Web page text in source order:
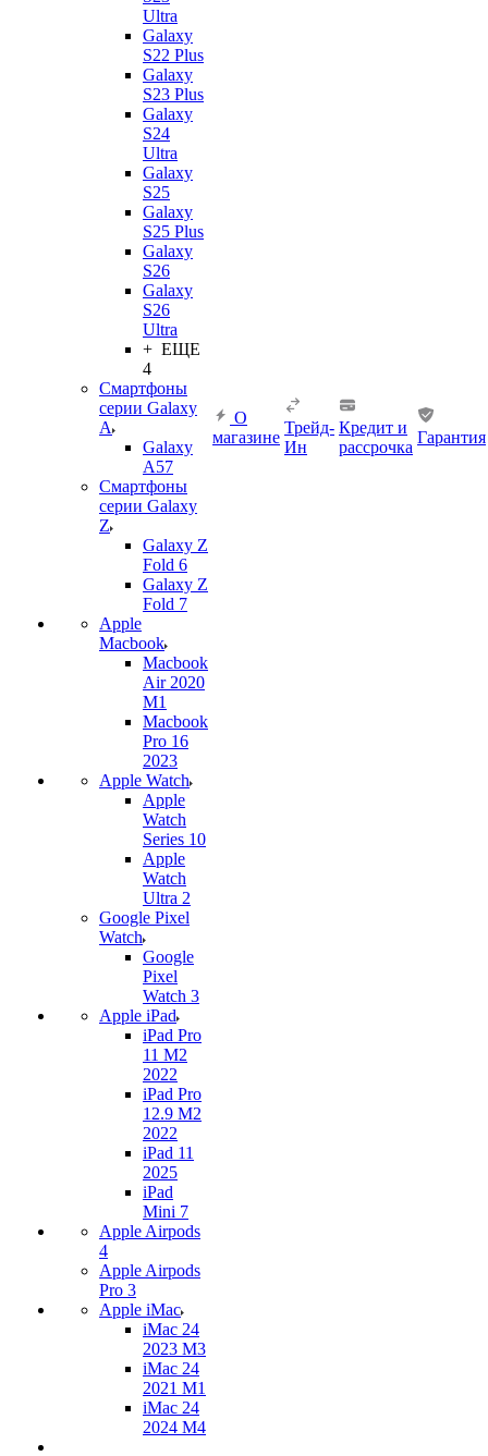
Ultra
Galaxy
S22 Plus
Galaxy
S23 Plus
Galaxy
S24
Ultra
Galaxy
S25
Galaxy
S25 Plus
Galaxy
S26
Galaxy
S26
Ultra
+ ЕЩЕ
4
Смартфоны
серии Galaxy
A
Galaxy
A57
Смартфоны
серии Galaxy
Z
Galaxy Z
Fold 6
Galaxy Z
Fold 7
Apple
Macbook
Macbook
Air 2020
M1
Macbook
Pro 16
2023
Apple Watch
Apple
Watch
Series 10
Apple
Watch
Ultra 2
Google Pixel
Watch
Google
Pixel
Watch 3
Apple iPad
iPad Pro
11 M2
2022
iPad Pro
12.9 M2
2022
iPad 11
2025
iPad
Mini 7
Apple Airpods
4
Apple Airpods
Pro 3
Apple iMac
iMac 24
2023 M3
iMac 24
2021 M1
iMac 24
2024 M4
О
магазине
Трейд-
Ин
Кредит и
рассрочка
Гарантия